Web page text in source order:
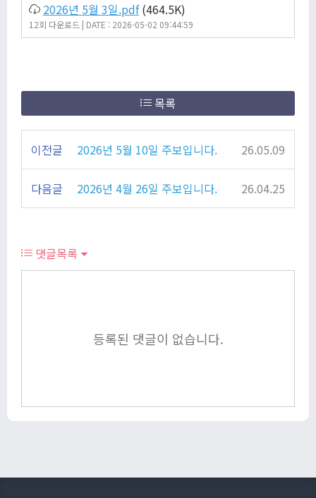
2026년 5월 3일.pdf(464.5K)
12회 다운로드 | DATE : 2026-05-02 09:44:59
목록
이전글 2026년 5월 10일 주보입니다. 26.05.09
다음글 2026년 4월 26일 주보입니다. 26.04.25
댓글목록
등록된 댓글이 없습니다.